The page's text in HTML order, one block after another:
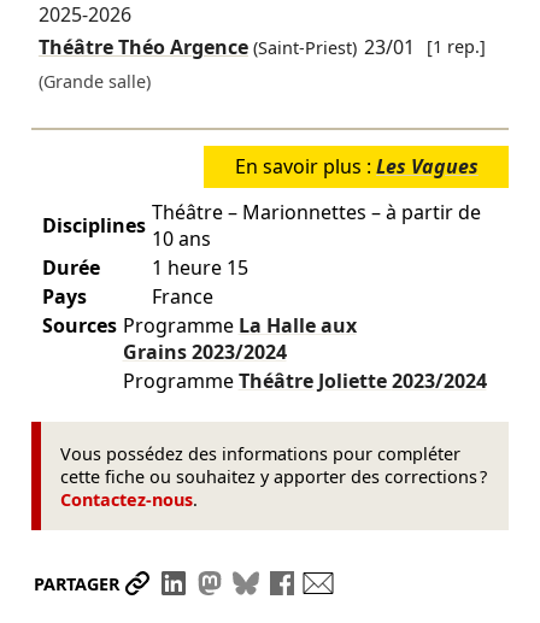
2025-2026
Théâtre Théo Argence(Saint-Priest) 23/01
[1 rep.]
(Grande salle)
En savoir plus : Les Vagues
Disciplines Théâtre – Marionnettes – à partir de
10 ans
Durée
1 heure 15
Pays
France
Sources Programme La Halle aux
Grains2023/2024
ProgrammeThéâtre Joliette2023/2024
Vous possédez des informations pour compléter
cette fiche ou souhaitez y apporter des corrections ?
Contactez-nous.
PARTAGER Partager le lien
Partager sur LinkedIn
Partager sur Mastodon
Partager sur Bluesky
Partager sur Facebook